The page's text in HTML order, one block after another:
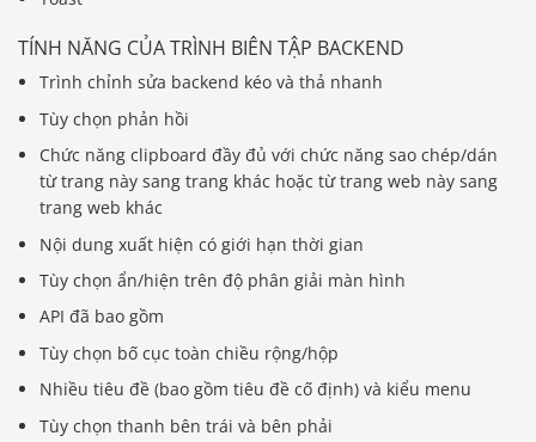
TÍNH NĂNG CỦA TRÌNH BIÊN TẬP BACKEND
Trình chỉnh sửa backend kéo và thả nhanh
Tùy chọn phản hồi
Chức năng clipboard đầy đủ với chức năng sao chép/dán
từ trang này sang trang khác hoặc từ trang web này sang
trang web khác
Nội dung xuất hiện có giới hạn thời gian
Tùy chọn ẩn/hiện trên độ phân giải màn hình
API đã bao gồm
Tùy chọn bố cục toàn chiều rộng/hộp
Nhiều tiêu đề (bao gồm tiêu đề cố định) và kiểu menu
Tùy chọn thanh bên trái và bên phải